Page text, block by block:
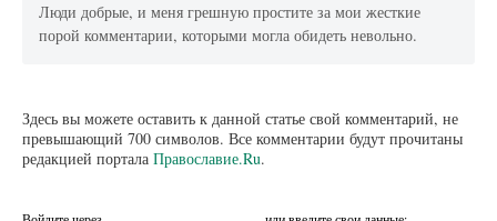
Люди добрые, и меня грешную простите за мои жесткие
порой комментарии, которыми могла обидеть невольно.
Здесь вы можете оставить к данной статье свой комментарий, не
превышающий 700 символов. Все комментарии будут прочитаны
редакцией портала Православие.Ru.